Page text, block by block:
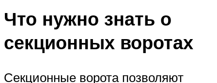
Что нужно знать о
секционных воротах
Секционные ворота позволяют